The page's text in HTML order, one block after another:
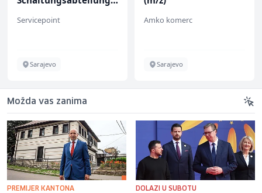
Servicepoint
Sarajevo
Amko komerc
Sarajevo
Možda vas zanima
PREMIJER KANTONA DOLAZI U SUBOTU